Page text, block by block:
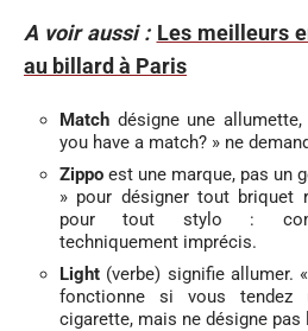
A voir aussi : Les meilleurs
au billard à Paris
Match désigne une
you have a match? » ne
Zippo est une marque, pas un
» pour désigner tout briquet
pour tout stylo :
techniquement imprécis.
Light (verbe) signifie allumer.
fonctionne si vous tendez
cigarette, mais ne désigne pas